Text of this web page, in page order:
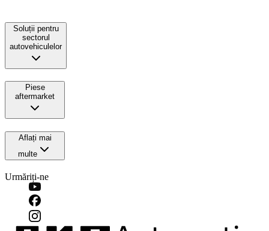
Soluții pentru
sectorul
autovehiculelor
Piese
aftermarket
Aflați mai
multe
Urmăriți-ne